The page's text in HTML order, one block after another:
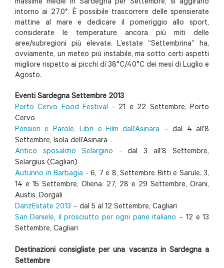
massime medie in Sardegna per Settembre, si aggirano
intorno ai 27,0°. È possibile trascorrere delle spensierate
mattine al mare e dedicare il pomeriggio allo sport,
considerate le temperature ancora più miti delle
aree/subregioni più elevate. L’estate “Settembrina” ha,
ovviamente, un meteo più instabile, ma sotto certi aspetti
migliore rispetto ai picchi di 38°C/40°C dei mesi di Luglio e
Agosto.
Eventi Sardegna Settembre 2013
Porto Cervo Food Festival - 21 e 22 Settembre, Porto
Cervo
Pensieri e Parole, Libri e Film dall’Asinara – dal 4 all’8
Settembre, Isola dell’Asinara
Antico sposalizio Selargino - dal 3 all’8 Settembre,
Selargius (Cagliari)
Autunno in Barbagia - 6, 7 e 8, Settembre Bitti e Sarule. 3,
14 e 15 Settembre, Oliena. 27, 28 e 29 Settembre, Orani,
Austis, Dorgali
DanzEstate 2013 – dal 5 al 12 Settembre, Cagliari
San Daniele, il prosciutto per ogni pane italiano – 12 e 13
Settembre, Cagliari
Destinazioni consigliate per una vacanza in Sardegna a
Settembre